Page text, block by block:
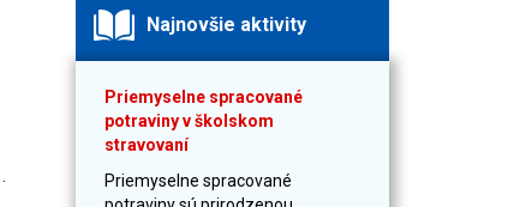
Najnovšie aktivity
Priemyselne spracované
potraviny v školskom
stravovaní
Priemyselne spracované